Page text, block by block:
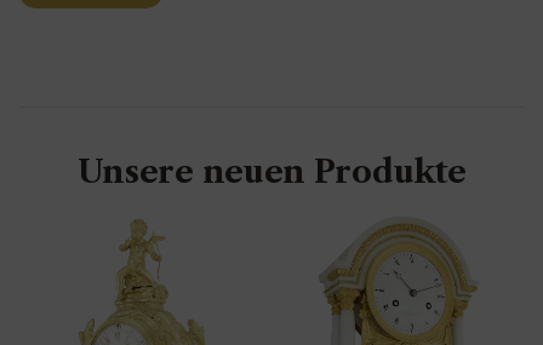
Unsere neuen Produkte